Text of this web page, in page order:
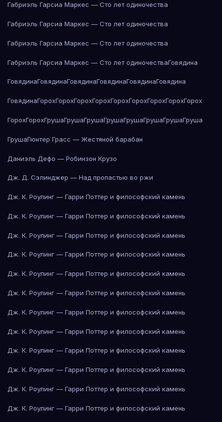
Габриэль Гарсиа Маркес — Сто лет одиночества
Габриэль Гарсиа Маркес — Сто лет одиночества
Габриэль Гарсиа Маркес — Сто лет одиночества
Габриэль Гарсиа Маркес — Сто лет одиночестваГовядина
ГовядинаГовядинаГовядинаГовядинаГовядинаГовядина
ГовядинаГорохГорохГорохГорохГорохГорохГорохГорохГорох
ГорохГорохГрушаГрушаГрушаГрушаГрушаГрушаГрушаГруша
ГрушаГюнтер Грасс — Жестяной барабан
Даниэль Дефо — Робинзон Крузо
Дж. Д. Сэлинджер — Над пропастью во ржи
Дж. К. Роулинг — Гарри Поттер и философский камень
Дж. К. Роулинг — Гарри Поттер и философский камень
Дж. К. Роулинг — Гарри Поттер и философский камень
Дж. К. Роулинг — Гарри Поттер и философский камень
Дж. К. Роулинг — Гарри Поттер и философский камень
Дж. К. Роулинг — Гарри Поттер и философский камень
Дж. К. Роулинг — Гарри Поттер и философский камень
Дж. К. Роулинг — Гарри Поттер и философский камень
Дж. К. Роулинг — Гарри Поттер и философский камень
Дж. К. Роулинг — Гарри Поттер и философский камень
Дж. К. Роулинг — Гарри Поттер и философский камень
Дж. К. Роулинг — Гарри Поттер и философский камень